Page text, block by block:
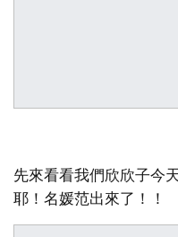
先來看看我們欣欣子今
耶！名媛范出來了！！